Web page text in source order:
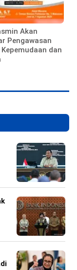
Akan
Pengawasan
dan